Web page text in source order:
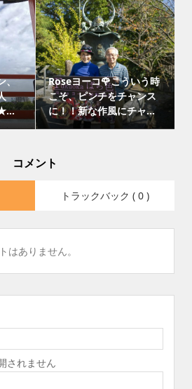
、
Roseヨーコ🌹こういう時
こそ、ピンチをチャンス
に！！新な作風にチャ...
コメント
トラックバック ( 0 )
はありません。
されません